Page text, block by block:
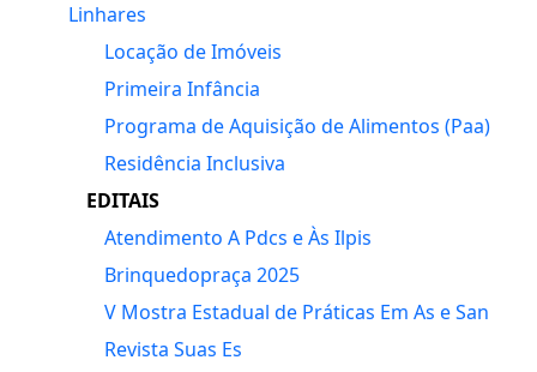
Linhares
Locação de Imóveis
Primeira Infância
Programa de Aquisição de Alimentos (Paa)
Residência Inclusiva
EDITAIS
Atendimento A Pdcs e Às Ilpis
Brinquedopraça 2025
V Mostra Estadual de Práticas Em As e San
Revista Suas Es